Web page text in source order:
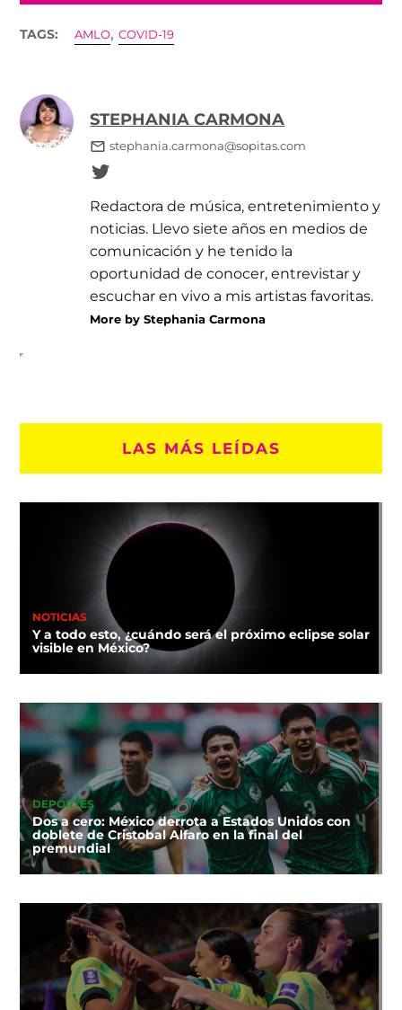
TAGS: AMLO,COVID-19
STEPHANIA CARMONA
stephania.carmona@sopitas.com
Redactora de música, entretenimiento y
noticias. Llevo siete años en medios de
comunicación y he tenido la
oportunidad de conocer, entrevistar y
escuchar en vivo a mis artistas favoritas.
More by Stephania Carmona
LAS MÁS LEÍDAS
NOTICIAS
Y a todo esto, ¿cuándo será el próximo eclipse solar
visible en México?
DEPORTES
Dos a cero: México derrota a Estados Unidos con
doblete de Cristobal Alfaro en la final del
premundial